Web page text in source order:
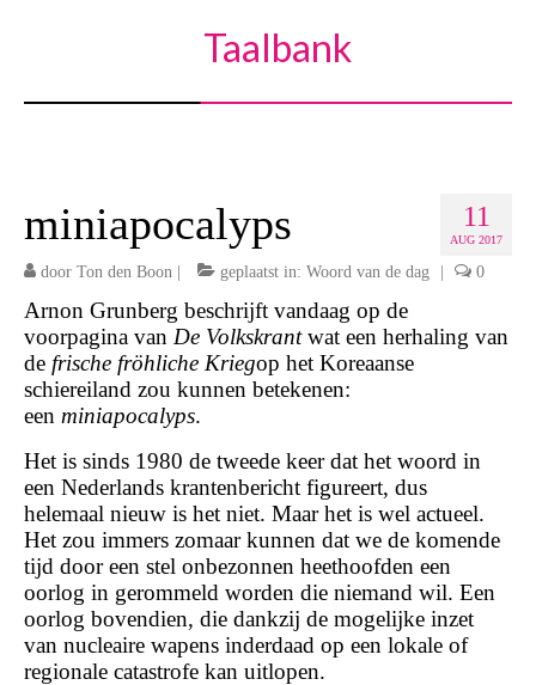
Taalbank
11
AUG 2017
miniapocalyps
door Ton den Boon geplaatst in: Woord van de dag 0
Arnon Grunberg beschrijft vandaag op de
voorpagina van De Volkskrantwat een herhaling van
de frische fröhliche Kriegop het Koreaanse
schiereiland zou kunnen betekenen:
een miniapocalyps.
Het is sinds 1980 de tweede keer dat het woord in
een Nederlands krantenbericht figureert, dus
helemaal nieuw is het niet. Maar het is wel actueel.
Het zou immers zomaar kunnen dat we de komende
tijd door een stel onbezonnen heethoofden een
oorlog in gerommeld worden die niemand wil. Een
oorlog bovendien, die dankzij de mogelijke inzet
van nucleaire wapens inderdaad op een lokale of
regionale catastrofe kan uitlopen.